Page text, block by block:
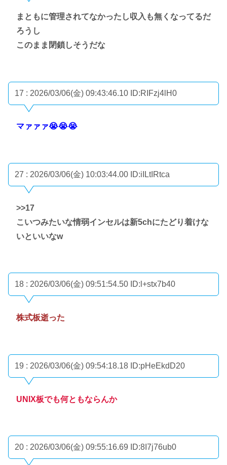
まともに管理されてなかったし収入も無くなってるだ
ろうし
このまま閉鎖しそうだな
17 : 2026/03/06(金) 09:43:46.10 ID:RIFzj4lH0
マァァァ😭😭😭
27 : 2026/03/06(金) 10:03:44.00 ID:iILtIRtca
>>17
こいつみたいな情弱インセルは新5chにたどり着けな
いといいなw
18 : 2026/03/06(金) 09:51:54.50 ID:l+stx7b40
株式板逝った
19 : 2026/03/06(金) 09:54:18.18 ID:pHeEkdD20
UNIX板でも何ともならんか
20 : 2026/03/06(金) 09:55:16.69 ID:8I7j76ub0